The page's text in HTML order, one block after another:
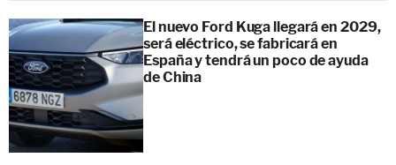
El nuevo Ford Kuga llegará en 2029,
será eléctrico, se fabricará en
España y tendrá un poco de ayuda
de China